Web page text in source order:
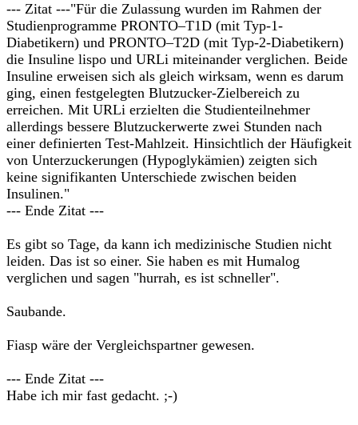
--- Zitat ---"Für die Zulassung wurden im Rahmen der
Studienprogramme PRONTO–T1D (mit Typ-1-
Diabetikern) und PRONTO–T2D (mit Typ-2-Diabetikern)
die Insuline lispo und URLi miteinander verglichen. Beide
Insuline erweisen sich als gleich wirksam, wenn es darum
ging, einen festgelegten Blutzucker-Zielbereich zu
erreichen. Mit URLi erzielten die Studienteilnehmer
allerdings bessere Blutzuckerwerte zwei Stunden nach
einer definierten Test-Mahlzeit. Hinsichtlich der Häufigkeit
von Unterzuckerungen (Hypoglykämien) zeigten sich
keine signifikanten Unterschiede zwischen beiden
Insulinen."
--- Ende Zitat ---
Es gibt so Tage, da kann ich medizinische Studien nicht
leiden. Das ist so einer. Sie haben es mit Humalog
verglichen und sagen "hurrah, es ist schneller".
Saubande.
Fiasp wäre der Vergleichspartner gewesen.
--- Ende Zitat ---
Habe ich mir fast gedacht. ;-)